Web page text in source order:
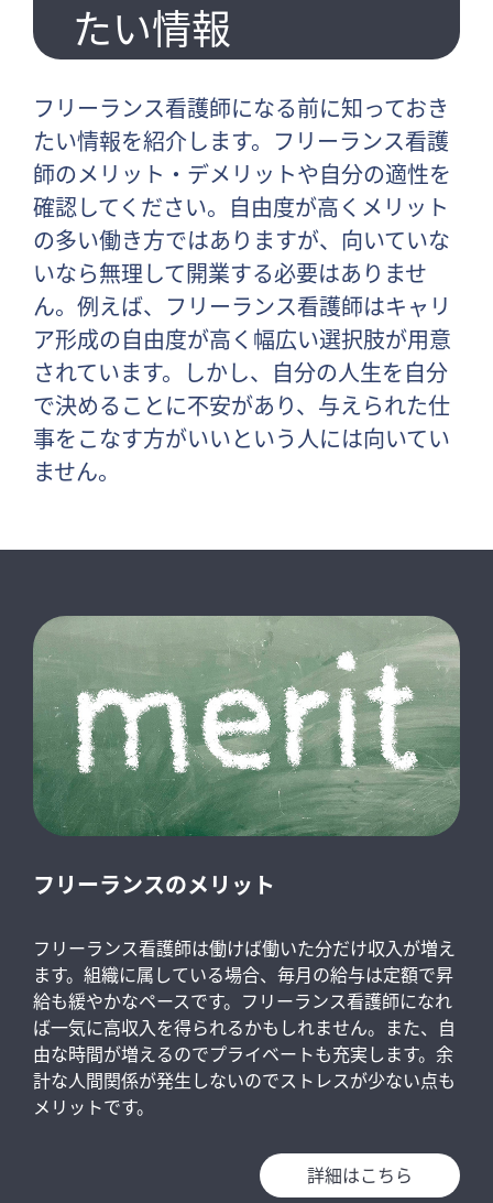
たい情報
フリーランス看護師になる前に知っておき
たい情報を紹介します。フリーランス看護
師のメリット・デメリットや自分の適性を
確認してください。自由度が高くメリット
の多い働き方ではありますが、向いていな
いなら無理して開業する必要はありませ
ん。例えば、フリーランス看護師はキャリ
ア形成の自由度が高く幅広い選択肢が用意
されています。しかし、自分の人生を自分
で決めることに不安があり、与えられた仕
事をこなす方がいいという人には向いてい
ません。
フリーランスのメリット
フリーランス看護師は働けば働いた分だけ収入が増え
ます。組織に属している場合、毎月の給与は定額で昇
給も緩やかなペースです。フリーランス看護師になれ
ば一気に高収入を得られるかもしれません。また、自
由な時間が増えるのでプライベートも充実します。余
計な人間関係が発生しないのでストレスが少ない点も
メリットです。
詳細はこちら